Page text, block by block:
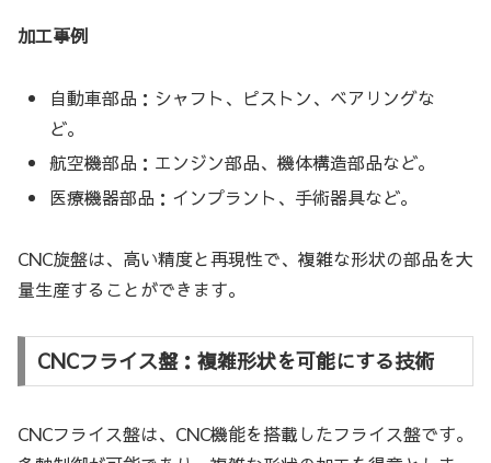
加工事例
自動車部品：シャフト、ピストン、ベアリングな
ど。
航空機部品：エンジン部品、機体構造部品など。
医療機器部品：インプラント、手術器具など。
CNC旋盤は、高い精度と再現性で、複雑な形状の部品を大
量生産することができます。
CNCフライス盤：複雑形状を可能にする技術
CNCフライス盤は、CNC機能を搭載したフライス盤です。